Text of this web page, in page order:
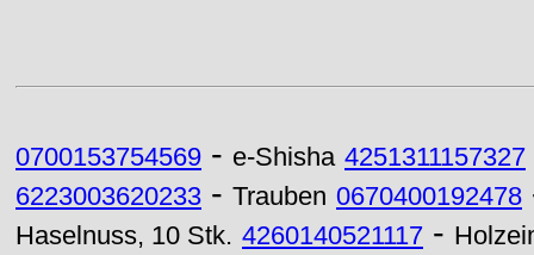
0700153754569 - e-Shisha 4251311157327
6223003620233 - Trauben 0670400192478
Haselnuss, 10 Stk. 4260140521117 -